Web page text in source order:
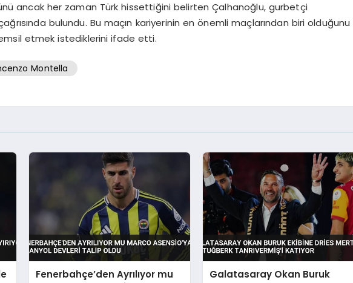
ancak her zaman Türk hissettiğini belirten Çalhanoğlu, gurbetçi
bulundu. Bu maçın kariyerinin en önemli maçlarından biri olduğunu
etmek istediklerini ifade etti.
Montella
Fenerbahçe’den Ayrılıyor mu
Galatasaray Okan Buruk